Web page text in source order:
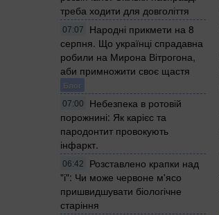
треба ходити для довголіття
07:07
Народні прикмети на 8
серпня. Що українці спрадавна
робили на Мирона Вітрогона,
аби примножити своє щастя
Блог
07:00
Небезпека в ротовій
порожнині: Як карієс та
пародонтит провокують
інфаркт.
06:42
Розставлено крапки над
"і": Чи може червоне м'ясо
пришвидшувати біологічне
старіння